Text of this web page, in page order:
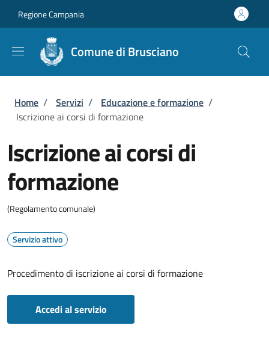
Regione Campania
Comune di Brusciano
Briciole di pane
Home / Servizi / Educazione e formazione /
Iscrizione ai corsi di formazione
Iscrizione ai corsi di
formazione
(Regolamento comunale)
Servizio attivo
Procedimento di iscrizione ai corsi di formazione
Accedi al servizio